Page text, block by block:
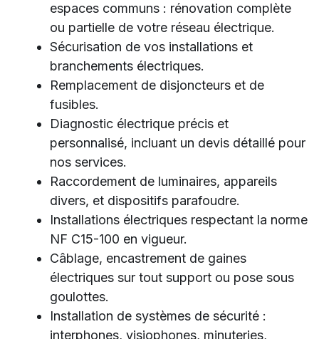
espaces communs : rénovation complète
ou partielle de votre réseau électrique.
Sécurisation de vos installations et
branchements électriques.
Remplacement de disjoncteurs et de
fusibles.
Diagnostic électrique précis et
personnalisé, incluant un devis détaillé pour
nos services.
Raccordement de luminaires, appareils
divers, et dispositifs parafoudre.
Installations électriques respectant la norme
NF C15-100 en vigueur.
Câblage, encastrement de gaines
électriques sur tout support ou pose sous
goulottes.
Installation de systèmes de sécurité :
interphones, visiophones, minuteries,